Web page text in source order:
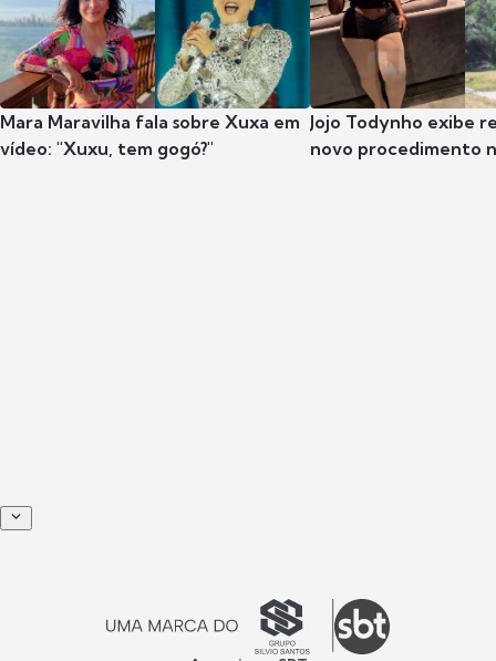
Mara Maravilha fala sobre Xuxa em
vídeo: "Xuxu, tem gogó?"
Jojo Todynho exibe
novo procedimento